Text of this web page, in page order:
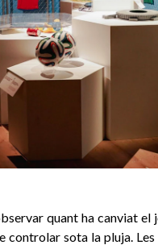
quant ha canviat
controlar sota la pluja.